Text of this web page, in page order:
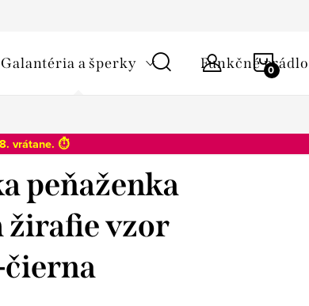
Galantéria a šperky Funkčné prádlo
. vrátane. ⏱️
peňaženka
žirafie vzor